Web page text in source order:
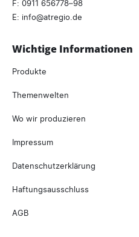
F: 0911 656778–98
E: info atregio. de
Wichtige Informationen
Produkte
Themenwelten
Wo wir produzieren
Impressum
Datenschutzerklärung
Haftungsausschluss
AGB